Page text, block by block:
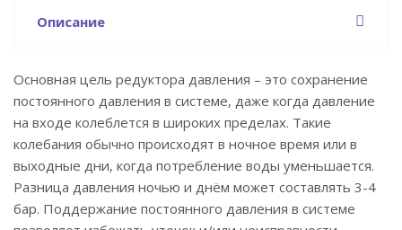
Описание
Основная цель редуктора давления – это сохранение
постоянного давления в системе, даже когда давление
на входе колеблется в широких пределах. Такие
колебания обычно происходят в ночное время или в
выходные дни, когда потребление воды уменьшается.
Разница давления ночью и днём может составлять 3-4
бар. Поддержание постоянного давления в системе